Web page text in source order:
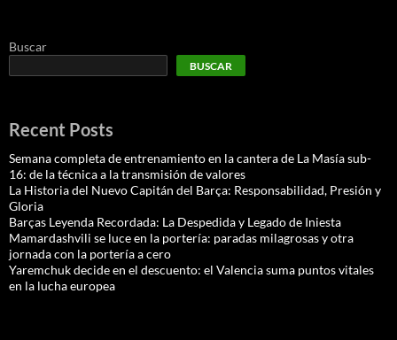
Buscar
BUSCAR
Recent Posts
Semana completa de entrenamiento en la cantera de La Masía sub-
16: de la técnica a la transmisión de valores
La Historia del Nuevo Capitán del Barça: Responsabilidad, Presión y
Gloria
Barças Leyenda Recordada: La Despedida y Legado de Iniesta
Mamardashvili se luce en la portería: paradas milagrosas y otra
jornada con la portería a cero
Yaremchuk decide en el descuento: el Valencia suma puntos vitales
en la lucha europea